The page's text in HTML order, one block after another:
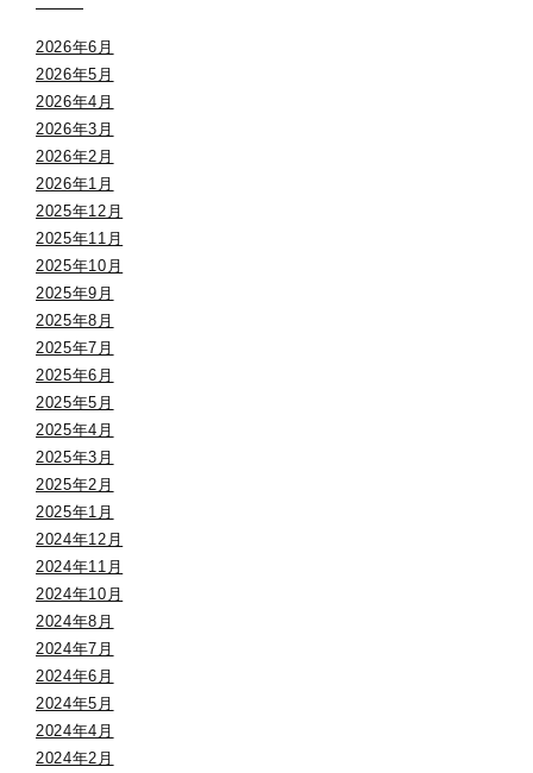
2026年6月
2026年5月
2026年4月
2026年3月
2026年2月
2026年1月
2025年12月
2025年11月
2025年10月
2025年9月
2025年8月
2025年7月
2025年6月
2025年5月
2025年4月
2025年3月
2025年2月
2025年1月
2024年12月
2024年11月
2024年10月
2024年8月
2024年7月
2024年6月
2024年5月
2024年4月
2024年2月